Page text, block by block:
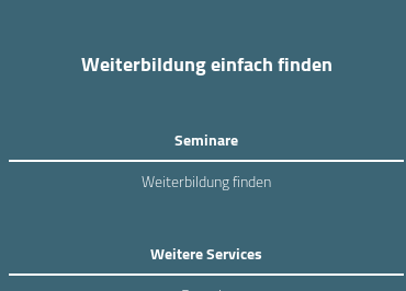
Weiterbildung einfach finden
Seminare
Weiterbildung finden
Weitere Services